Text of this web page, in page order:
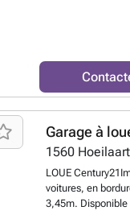
Garage à
1560 Hoeilaart
LOUE
voitures, en
3,45m. Disponible